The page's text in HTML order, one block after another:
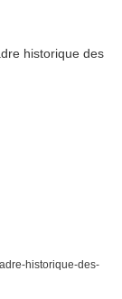
historique-des-